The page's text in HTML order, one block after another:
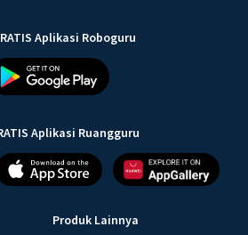
Aplikasi Roboguru
Aplikasi Ruangguru
Produk Lainnya